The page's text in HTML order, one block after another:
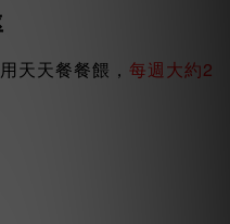
天天餐餐餵， 每週大約2